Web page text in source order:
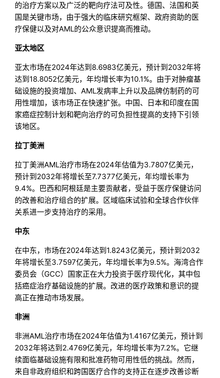
的治疗方案以及广泛的靶向疗法可及性。德国、法国和英
国是关键市场，由于强大的临床研究框架、政府资助的医
疗保健以及对AML的公众意识提高而推动。
亚太地区
亚太市场在2024年达到8.6983亿美元，预计到2032年将
达到18.8052亿美元，年均增长率为10.1%。由于对肿瘤基
础设施的投资增加、AML发病率上升以及品牌仿制药的可
用性增加，该市场正在快速扩张。中国、日本和印度在国
家癌症控制计划和靶向治疗的可负担性提高的支持下引领
该地区。
拉丁美洲
拉丁美洲AML治疗市场在2024年估值为3.7807亿美元，
预计到2032年将增长至7.7377亿美元，年均增长率为
9.4%。巴西和阿根廷是主要贡献者，受益于医疗保健访问
的改善和治疗组合的扩展。区域临床试验和全球合作伙伴
关系进一步支持治疗的采用。
中东
在中东，市场在2024年达到1.8243亿美元，预计到2032
年将增长至3.7597亿美元，年均增长率为9.5%。海湾合作
委员会（GCC）国家正在大力投资于医疗现代化，其中包
括癌症治疗基础设施的扩展。改进的医疗政策和意识的提
高正在推动市场发展。
非洲
非洲AML治疗市场在2024年估值为1.4167亿美元，预计到
2032年将达到2.4769亿美元，年均增长率为7.2%。它继
续面临基础设施有限和批准药物可用性低的挑战。然而，
来自非政府组织和跨国医疗合作的支持正在逐步改善诊断